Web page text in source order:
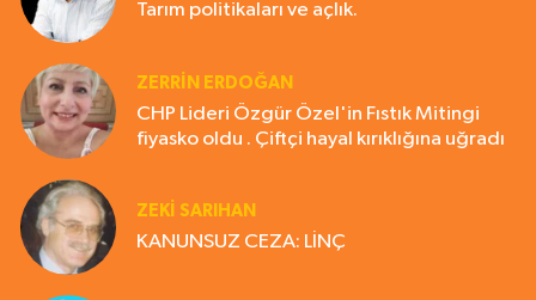
Tarım politikaları ve açlık.
ZERRIN ERDOĞAN
CHP Lideri Özgür Özel'in Fıstık Mitingi
fiyasko oldu . Çiftçi hayal kırıklığına uğradı
ZEKI SARIHAN
KANUNSUZ CEZA: LİNÇ